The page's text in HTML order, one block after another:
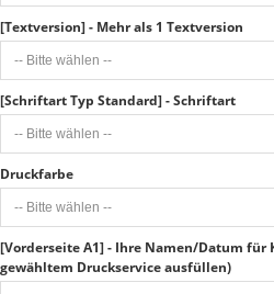
[Textversion] - Mehr als 1 Textversion
[Schriftart Typ Standard] - Schriftart
Druckfarbe
[Vorderseite A1] - Ihre Namen/Datum
gewähltem Druckservice ausfüllen)